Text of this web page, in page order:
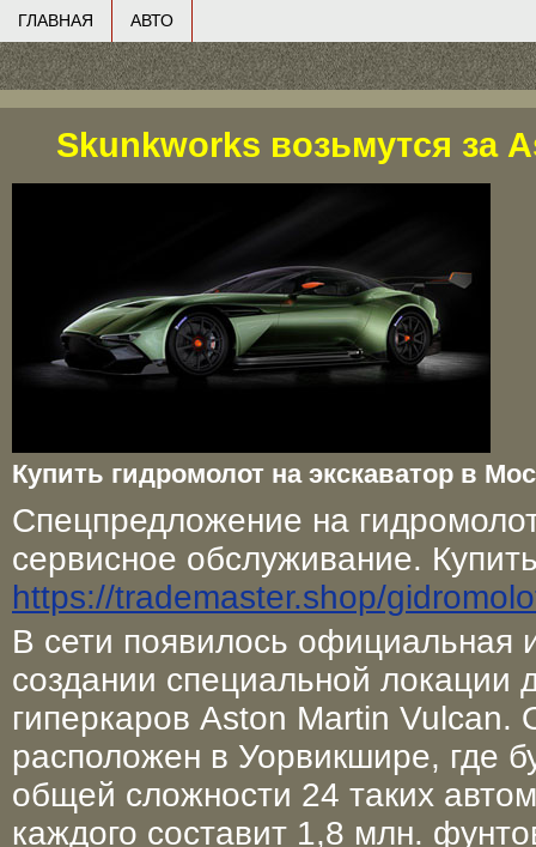
ГЛАВНАЯ АВТО
Skunkworks возьмутся за
Купить гидромолот на экскаватор в
Спецпредложение на
сервисное обслуживание.
https://trademaster.shop/
В сети появилось официальная
создании специальной локации
гиперкаров Aston Martin Vulcan.
расположен в Уорвикшире, где
общей сложности 24 таких
каждого составит 1,8 млн.